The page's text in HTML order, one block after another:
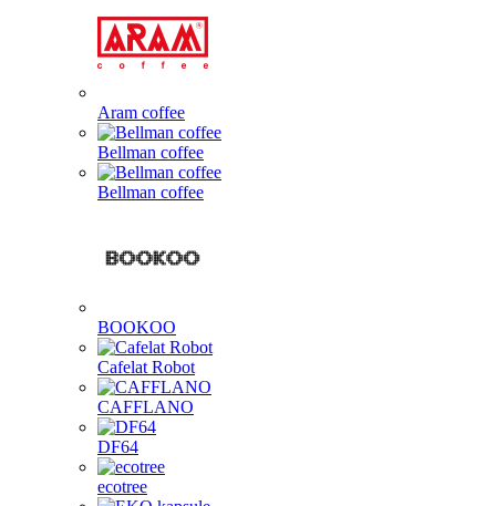
Aram coffee
Bellman coffee
Bellman coffee
BOOKOO
Cafelat Robot
CAFFLANO
DF64
ecotree